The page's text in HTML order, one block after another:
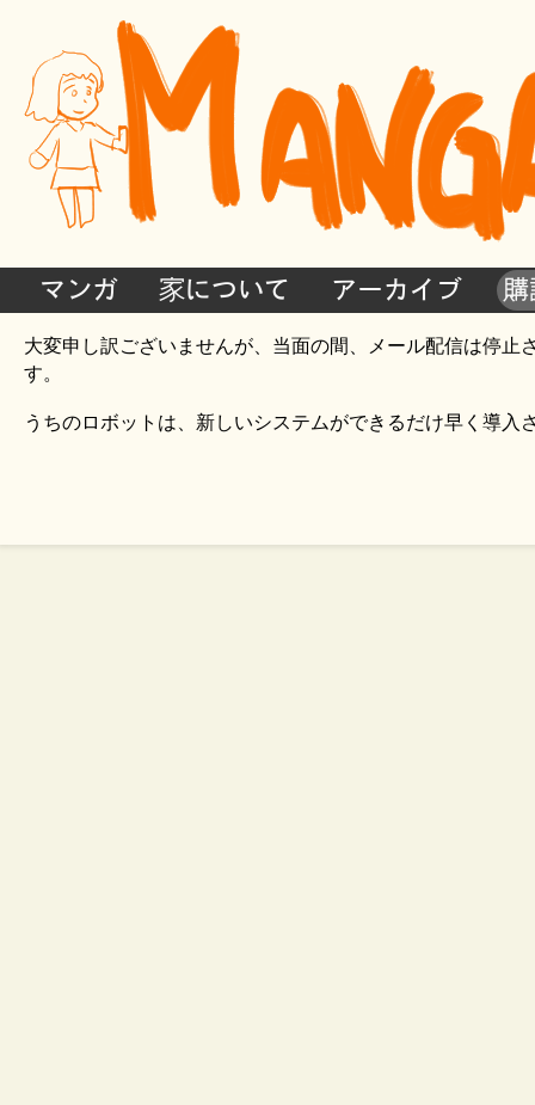
マンガ 家について アーカイブ
大変申し訳ございませんが、当面の間、メール配信は停
す。
うちのロボットは、新しいシステムができるだけ早く導入